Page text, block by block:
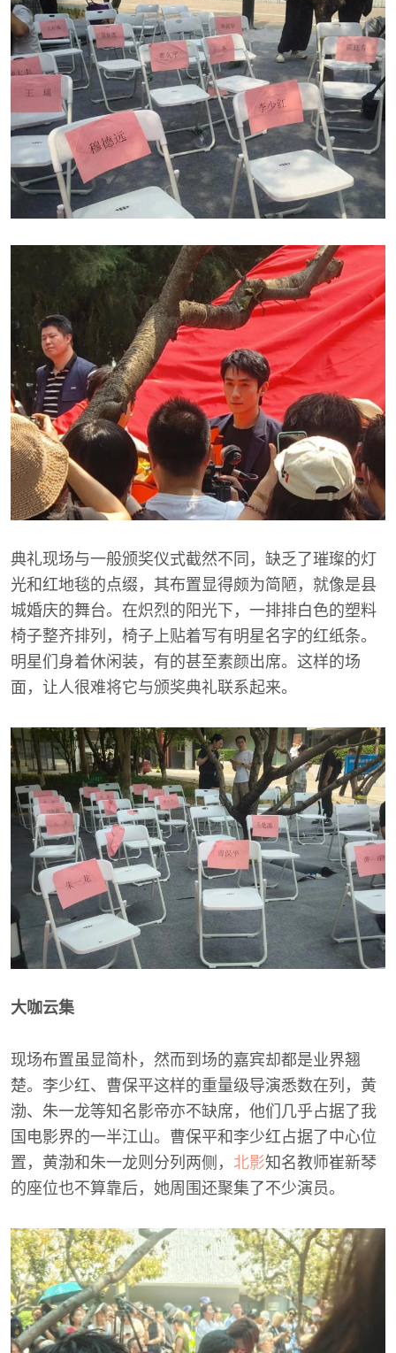
典礼现场与一般颁奖仪式截然不同，缺乏了璀璨的灯
光和红地毯的点缀，其布置显得颇为简陋，就像是县
城婚庆的舞台。在炽烈的阳光下，一排排白色的塑料
椅子整齐排列，椅子上贴着写有明星名字的红纸条。
明星们身着休闲装，有的甚至素颜出席。这样的场
面，让人很难将它与颁奖典礼联系起来。
大咖云集
现场布置虽显简朴，然而到场的嘉宾却都是业界翘
楚。李少红、曹保平这样的重量级导演悉数在列，黄
渤、朱一龙等知名影帝亦不缺席，他们几乎占据了我
国电影界的一半江山。曹保平和李少红占据了中心位
置，黄渤和朱一龙则分列两侧， 北影知名教师崔新琴
的座位也不算靠后，她周围还聚集了不少演员。